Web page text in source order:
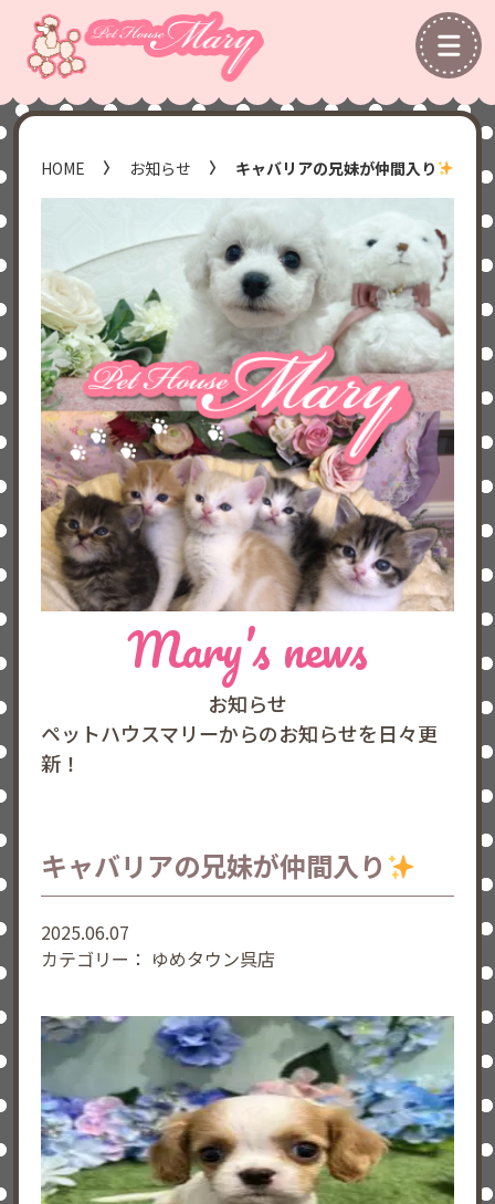
HOME お知らせ キャバリアの兄妹が仲間入り
Mary’s news
お知らせ
ペットハウスマリーからのお知らせを日々更
新！
キャバリアの兄妹が仲間入り
2025.06.07
カテゴリー： ゆめタウン呉店